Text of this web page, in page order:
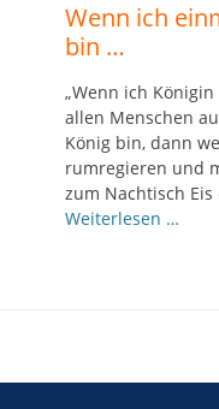
Wenn ich
bin …
„Wenn ich
allen Menschen
König bin, dann
rumregieren und
zum Nachtisch Eis
Weiterlesen …